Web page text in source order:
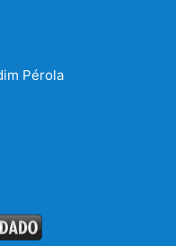
Pérola